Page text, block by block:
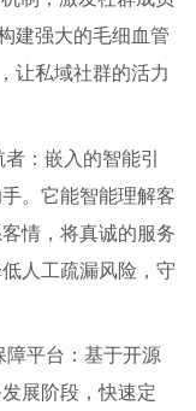
建强大的毛细血管
让私域社群的活力
：嵌入的智能引
。它能智能理解客
情，将真诚的服务
人工疏漏风险，守
平台：基于开源
展阶段，快速定